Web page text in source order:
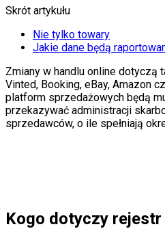
Skrót artykułu
Nie tylko towary
Jakie dane będą
Zmiany w handlu online dotyczą
Vinted, Booking, eBay, Amazon
platform sprzedażowych będą
przekazywać administracji
sprzedawców, o ile spełniają
Kogo dotyczy